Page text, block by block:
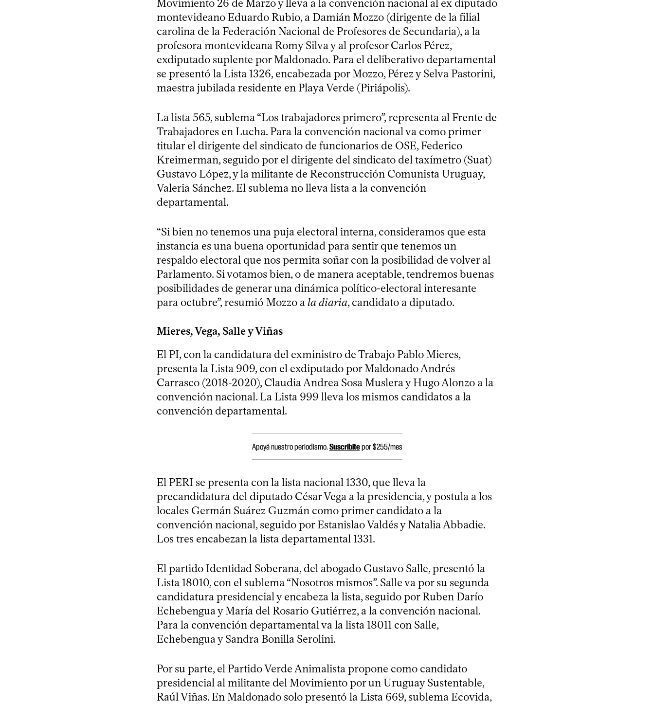
Movimiento 26 de Marzo y lleva a la convención nacional al ex diputado
montevideano Eduardo Rubio, a Damián Mozzo (dirigente de la filial
carolina de la Federación Nacional de Profesores de Secundaria), a la
profesora montevideana Romy Silva y al profesor Carlos Pérez,
exdiputado suplente por Maldonado. Para el deliberativo departamental
se presentó la Lista 1326, encabezada por Mozzo, Pérez y Selva Pastorini,
maestra jubilada residente en Playa Verde (Piriápolis).
La lista 565, sublema “Los trabajadores primero”, representa al Frente de
Trabajadores en Lucha. Para la convención nacional va como primer
titular el dirigente del sindicato de funcionarios de OSE, Federico
Kreimerman, seguido por el dirigente del sindicato del taxímetro (Suat)
Gustavo López, y la militante de Reconstrucción Comunista Uruguay,
Valeria Sánchez. El sublema no lleva lista a la convención
departamental.
“Si bien no tenemos una puja electoral interna, consideramos que esta
instancia es una buena oportunidad para sentir que tenemos un
respaldo electoral que nos permita soñar con la posibilidad de volver al
Parlamento. Si votamos bien, o de manera aceptable, tendremos buenas
posibilidades de generar una dinámica político-electoral interesante
para octubre”, resumió Mozzo ala diaria, candidato a diputado.
Mieres, Vega, Salle y Viñas
El PI, con la candidatura del exministro de Trabajo Pablo Mieres,
presenta la Lista 909, con el exdiputado por Maldonado Andrés
Carrasco (2018-2020), Claudia Andrea Sosa Muslera y Hugo Alonzo a la
convención nacional. La Lista 999 lleva los mismos candidatos a la
convención departamental.
Apoyá nuestro periodismo.Suscribitepor $255/mes
El PERI se presenta con la lista nacional 1330, que lleva la
precandidatura del diputado César Vega a la presidencia, y postula a los
locales Germán Suárez Guzmán como primer candidato a la
convención nacional, seguido por Estanislao Valdés y Natalia Abbadie.
Los tres encabezan la lista departamental 1331.
El partido Identidad Soberana, del abogado Gustavo Salle, presentó la
Lista 18010, con el sublema “Nosotros mismos”. Salle va por su segunda
candidatura presidencial y encabeza la lista, seguido por Ruben Darío
Echebengua y María del Rosario Gutiérrez, a la convención nacional.
Para la convención departamental va la lista 18011 con Salle,
Echebengua y Sandra Bonilla Serolini.
Por su parte, el Partido Verde Animalista propone como candidato
presidencial al militante del Movimiento por un Uruguay Sustentable,
Raúl Viñas. En Maldonado solo presentó la Lista 669, sublema Ecovida,